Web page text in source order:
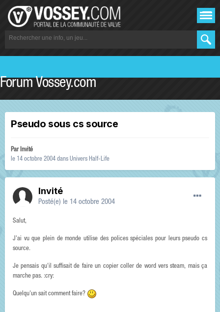
Forum Vossey.com
Pseudo sous cs source
Par Invité
le 14 octobre 2004 dans Univers Half-Life
Invité
Posté(e) le 14 octobre 2004
Salut,
J'ai vu que plein de monde utilise des polices spéciales pour leurs pseudo cs
source.
Je pensais qu'il suffisait de faire un copier coller de word vers steam, mais ça
marche pas. :cry:
Quelqu'un sait comment faire?